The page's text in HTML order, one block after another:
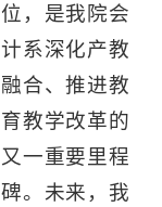
位，是我院会
计系深化产教
融合、推进教
育教学改革的
又一重要里程
碑。未来，我